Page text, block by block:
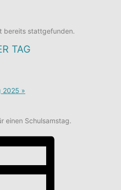
bereits stattgefunden.
TAG
2025 »
einen Schulsamstag.